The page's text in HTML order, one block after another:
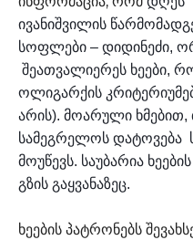
ივანიშვილის
სოფლები – დიდინეძი,
შეათვალიერეს ხეები,
ოლიგარქის
არის). მოარული ხმებით,
სამეგრელოს დატოვება
მოუწევს. საუბარია
გზის გაყვანაზეც.
ხეების პატრონებს